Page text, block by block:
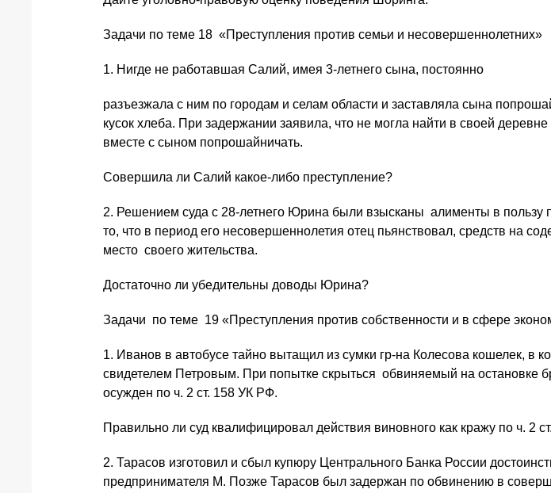
Задачи по теме 18 «Преступления против семьи и несовершеннолетних»
1. Нигде не работавшая Салий, имея 3-летнего сына, постоянно
разъезжала с ним по городам и селам области и заставляла сына
кусок хлеба. При задержании заявила, что не могла найти в своей
вместе с сыном попрошайничать.
Совершила ли Салий какое-либо преступление?
2. Решением суда с 28-летнего Юрина были взысканы алименты в пользу
то, что в период его несовершеннолетия отец пьянствовал, средств на
место своего жительства.
Достаточно ли убедительны доводы Юрина?
Задачи по теме 19 «Преступления против собственности и в сфере
1. Иванов в автобусе тайно вытащил из сумки гр-на Колесова кошелек, в
свидетелем Петровым. При попытке скрыться обвиняемый на остановке
осужден по ч. 2 ст. 158 УК РФ.
Правильно ли суд квалифицировал действия виновного как кражу по ч. 2
2. Тарасов изготовил и сбыл купюру Центрального Банка России
предпринимателя М. Позже Тарасов был задержан по обвинению в